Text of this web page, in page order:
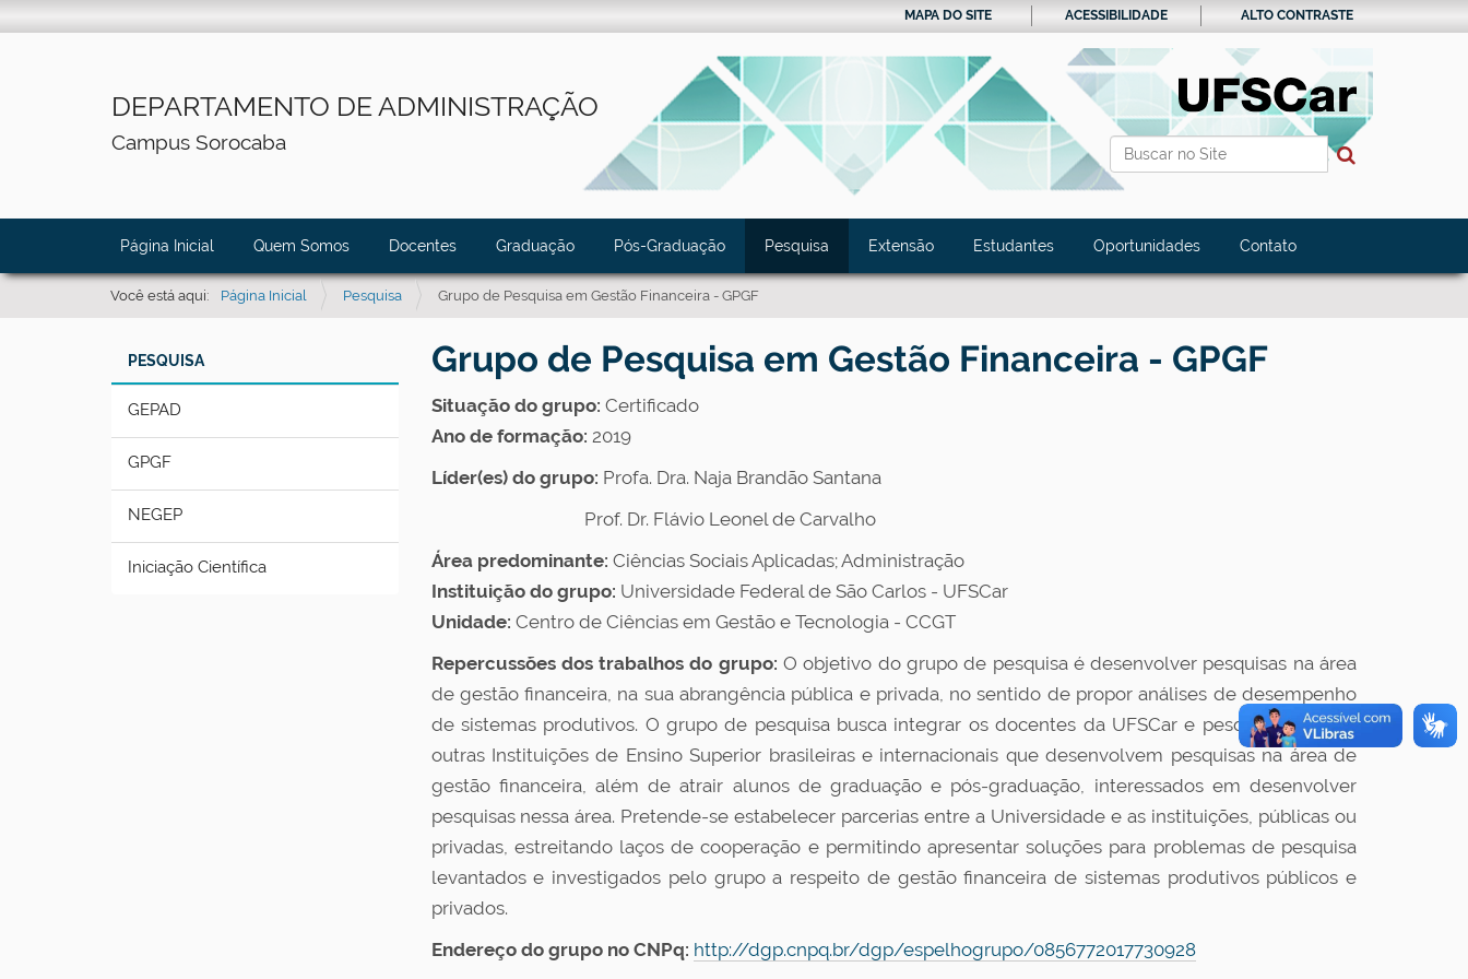
DEPARTAMENTO DE ADMINISTRAÇÃO
Campus Sorocaba Busca
Busca Avançada…
MAPA DO SITE ACESSIBILIDADE ALTO CONTRASTE
Página Inicial Quem Somos Docentes Graduação Pós-Graduação Pesquisa Extensão Estudantes Oportunidades Contato
Você está aqui: Página Inicial Pesquisa Grupo de Pesquisa em Gestão Financeira - GPGF
PESQUISA
GEPAD
GPGF
NEGEP
Iniciação Científica
Grupo de Pesquisa em Gestão Financeira - GPGF
Situação do grupo: Certificado
Ano de formação: 2019
Líder(es) do grupo: Profa. Dra. Naja Brandão Santana
Prof. Dr. Flávio Leonel de Carvalho
Área predominante: Ciências Sociais Aplicadas; Administração
Instituição do grupo: Universidade Federal de São Carlos - UFSCar
Unidade: Centro de Ciências em Gestão e Tecnologia - CCGT
Repercussões dos trabalhos do grupo: O objetivo do grupo de pesquisa é desenvolver pesquisas na área
de gestão financeira, na sua abrangência pública e privada, no sentido de propor análises de desempenho
de sistemas produtivos. O grupo de pesquisa busca integrar os docentes da UFSCar e pesquisadores de
outras Instituições de Ensino Superior brasileiras e internacionais que desenvolvem pesquisas na área de
gestão financeira, além de atrair alunos de graduação e pós-graduação, interessados em desenvolver
pesquisas nessa área. Pretende-se estabelecer parcerias entre a Universidade e as instituições, públicas ou
privadas, estreitando laços de cooperação e permitindo apresentar soluções para problemas de pesquisa
levantados e investigados pelo grupo a respeito de gestão financeira de sistemas produtivos públicos e
privados.
Endereço do grupo no CNPq: http://dgp.cnpq.br/dgp/espelhogrupo/0856772017730928